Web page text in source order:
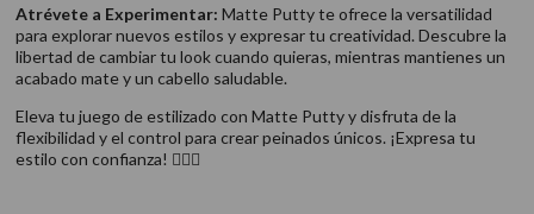
Atrévete a Experimentar: Matte Putty te ofrece la versatilidad
para explorar nuevos estilos y expresar tu creatividad. Descubre la
libertad de cambiar tu look cuando quieras, mientras mantienes un
acabado mate y un cabello saludable.
Eleva tu juego de estilizado con Matte Putty y disfruta de la
flexibilidad y el control para crear peinados únicos. ¡Expresa tu
estilo con confianza! 💇‍♂️✨